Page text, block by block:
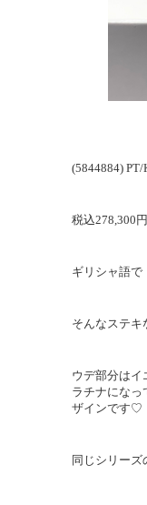
(5844884)
税込278,300円
ギリシャ語で
そんなステキ
ウデ部分はイ
ラチナになっ
ザインです♡
同じシリー